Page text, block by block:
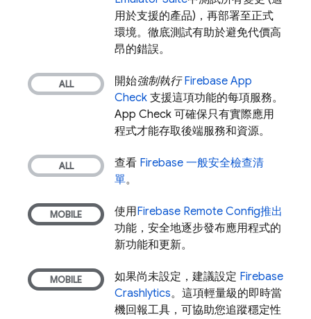
用於支援的產品)，再部署至正式
環境。徹底測試有助於避免代價高
昂的錯誤。
開始強制執行 Firebase App
Check 支援這項功能的每項服務。
App Check 可確保只有實際應用
程式才能存取後端服務和資源。
查看 Firebase 一般安全檢查清
單。
使用Firebase Remote Config推出
功能，安全地逐步發布應用程式的
新功能和更新。
如果尚未設定，建議設定 Firebase
Crashlytics。這項輕量級的即時當
機回報工具，可協助您追蹤穩定性